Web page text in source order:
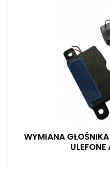
WYMIANA